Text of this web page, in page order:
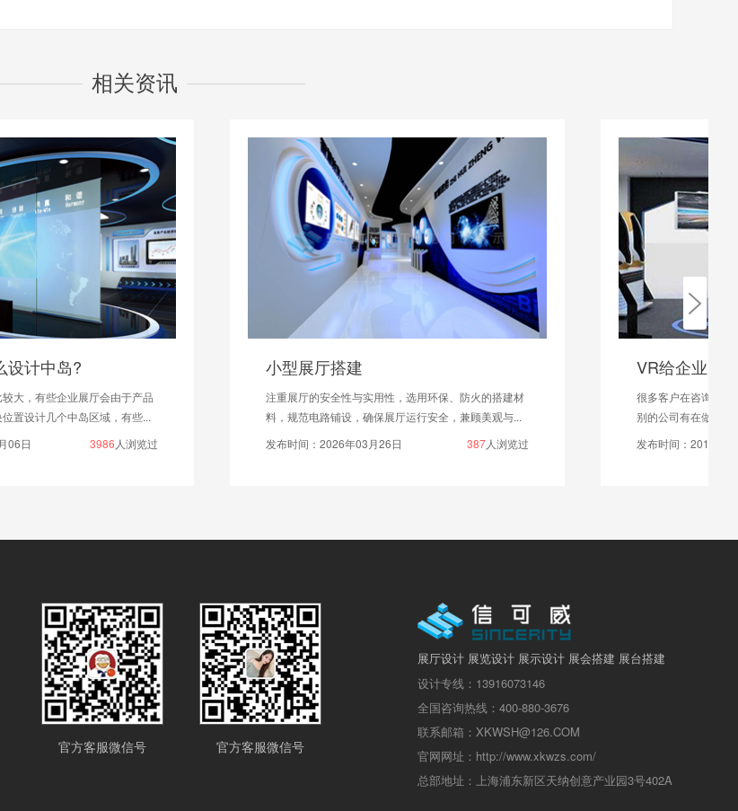
相关资讯
小型展厅搭建
注重展厅的安全性与实用性，选用环保、防火的搭建材
料，规范电路铺设，确保展厅运行安全，兼顾美观与...
发布时间：2026年03月26日
很多客户在咨询的时，想做vr展厅，有些企业可能是看
别的公司有在做，觉得可以高大上，就想自己企业也...
发布时间：2019年12月07日
官方客服微信号 官方客服微信号
展厅设计 展览设计 展示设计 展会搭建 展台搭建
设计专线：13916073146
全国咨询热线：400-880-3676
联系邮箱：XKWSH@126.COM
官网网址：http://www.xkwzs.com/
总部地址：上海浦东新区天纳创意产业园3号402A